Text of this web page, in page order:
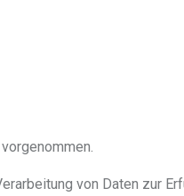
von Daten zur